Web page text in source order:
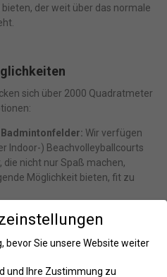
der weit über das normale
sich über 2000 Quadratmeter
Wir verfügen
Indoor-) Beachvolleyballcourts
nicht nur Spaß machen,
Möglichkeit bieten, fit zu
trainieren und die Pfunde der
verlieren.
Mitgliedern zur Verfügung
bevor Sie unsere Website weiter
und Ihre Zustimmung zu